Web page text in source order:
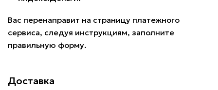
Вас перенаправит на страницу платежного
сервиса, следуя инструкциям, заполните
правильную форму.
Доставка